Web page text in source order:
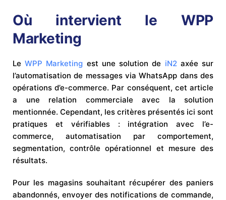
Où intervient le WPP
Marketing
LeWPP Marketing est une solution de iN2axée sur
l’automatisation de messages via WhatsApp dans des
opérations d’e-commerce. Par conséquent, cet article
a une relation commerciale avec la solution
mentionnée. Cependant, les critères présentés ici sont
pratiques et vérifiables : intégration avec l’e-
commerce, automatisation par comportement,
segmentation, contrôle opérationnel et mesure des
résultats.
Pour les magasins souhaitant récupérer des paniers
abandonnés, envoyer des notifications de commande,